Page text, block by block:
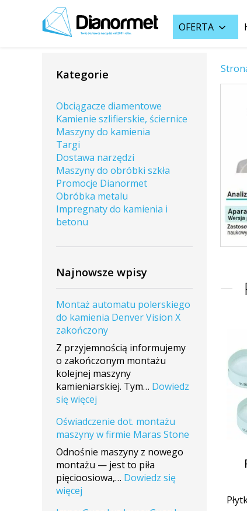
OFERTA
Kategorie
Obciągacze diamentowe
Kamienie szlifierskie, ściernice
Maszyny do kamienia
Targi
Dostawa narzędzi
Maszyny do obróbki szkła
Promocje Dianormet
Obróbka metalu
Impregnaty do kamienia i
betonu
Najnowsze wpisy
Montaż automatu polerskiego
do kamienia Denver Vision X
zakończony
Z przyjemnością informujemy
o zakończonym montażu
kolejnej maszyny
kamieniarskiej. Tym… Dowiedz
się więcej
automatu
polerskiego
do
kamienia
Denver
Oświadczenie dot. montażu
maszyny w firmie Maras Stone
Odnośnie maszyny z nowego
montażu — jest to piła
pięcioosiowa,… Dowiedz się
więcej